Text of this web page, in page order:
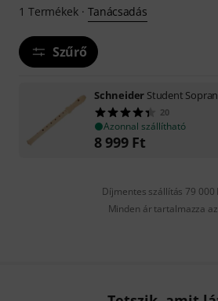
1 Termékek· Tanácsadás
Szűrő
Schneider Student
20
Azonnal szállítható
8 999 Ft
Díjmentes szállítás 79 000
Minden ár tartalmazza